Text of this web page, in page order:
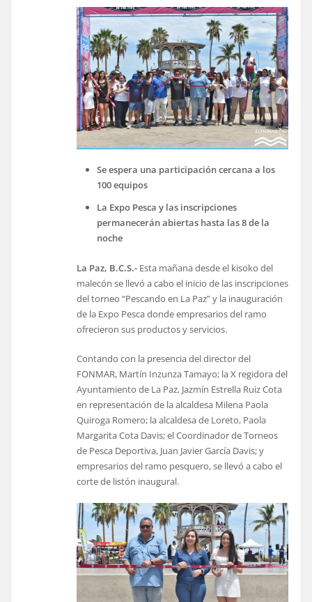
Se espera una participación cercana a los
100 equipos
La Expo Pesca y las inscripciones
permanecerán abiertas hasta las 8 de la
noche
La Paz, B.C.S.- Esta mañana desde el kisoko del
malecón se llevó a cabo el inicio de las inscripciones
del torneo “Pescando en La Paz” y la inauguración
de la Expo Pesca donde empresarios del ramo
ofrecieron sus productos y servicios.
Contando con la presencia del director del
FONMAR, Martín Inzunza Tamayo; la X regidora del
Ayuntamiento de La Paz, Jazmín Estrella Ruiz Cota
en representación de la alcaldesa Milena Paola
Quiroga Romero; la alcaldesa de Loreto, Paola
Margarita Cota Davis; el Coordinador de Torneos
de Pesca Deportiva, Juan Javier García Davis; y
empresarios del ramo pesquero, se llevó a cabo el
corte de listón inaugural.